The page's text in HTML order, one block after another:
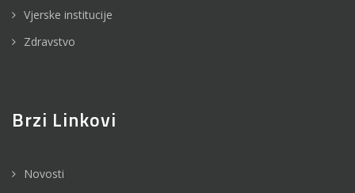
Vjerske institucije
Zdravstvo
Brzi Linkovi
Novosti